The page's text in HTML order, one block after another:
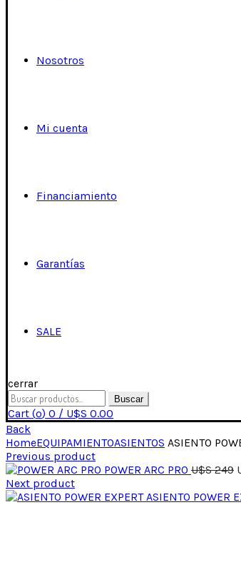
Nosotros
Mi cuenta
Financiamiento
Garantías
SALE
cerrar
Search
for:
Buscar
Cart (o) 0 / U$S 0.00
Back
HomeEQUIPAMIENTOASIENTOS ASIENTO
Previous product
POWER ARC PRO U$S249
Next product
ASIENTO POWER